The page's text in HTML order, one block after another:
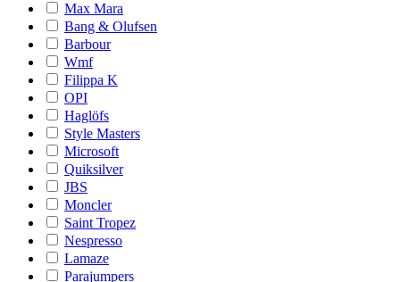
Max Mara
Bang & Olufsen
Barbour
Wmf
Filippa K
OPI
Haglöfs
Style Masters
Microsoft
Quiksilver
JBS
Moncler
Saint Tropez
Nespresso
Lamaze
Parajumpers